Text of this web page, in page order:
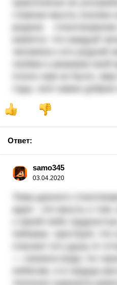
человека к его
годы. всё самое
Ответ:
samo345
03.04.2020
Тема данного
с какой-либо
пейзажи, чувствует,
небесам, и в сердце